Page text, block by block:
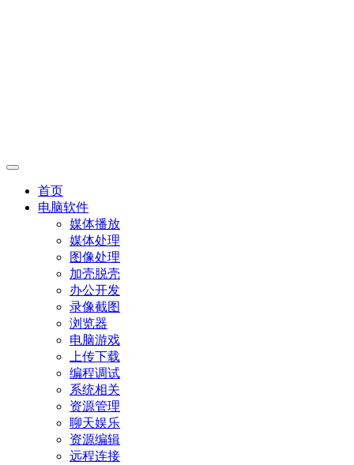
首页
电脑软件
媒体播放
媒体处理
图像处理
加壳脱壳
办公开发
录像截图
浏览器
电脑游戏
上传下载
编程调试
系统相关
资源管理
聊天娱乐
资源编辑
远程连接